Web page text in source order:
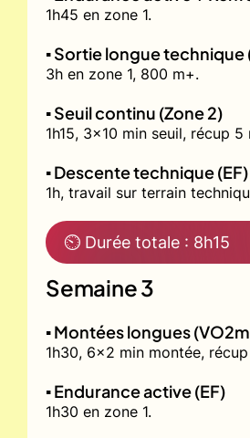
1h45 en zone 1.
▪️ Sortie longue technique
3h en zone 1, 800 m+.
▪️ Seuil continu (Zone 2)
1h15, 3x10 min seuil, récup 5
▪️ Descente technique (EF)
1h, travail sur terrain
⏲ Durée totale : 8h15
Semaine 3
▪️ Montées longues
1h30, 6x2 min montée,
▪️ Endurance active (EF)
1h30 en zone 1.